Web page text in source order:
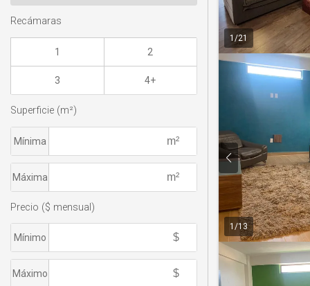
1 /21
1 /13
Recámaras
1 2
3 4+
Superficie (m²)
Mínima
Máxima
Precio ($ mensual)
Mínimo
Máximo